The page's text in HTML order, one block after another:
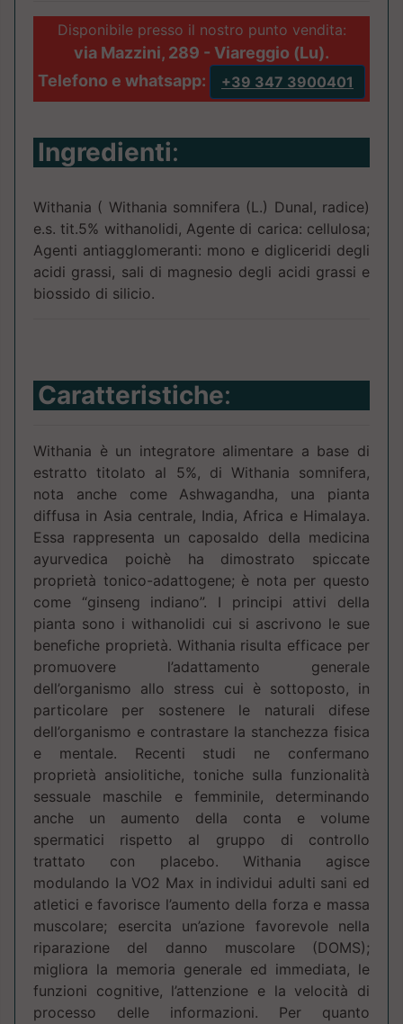
Disponibile presso il nostro punto vendita:
via Mazzini, 289 - Viareggio (Lu).
Telefono e whatsapp:
+39 347 3900401
Ingredienti:
Withania ( Withania somnifera (L.) Dunal, radice)
e.s. tit.5% withanolidi, Agente di carica: cellulosa;
Agenti antiagglomeranti: mono e digliceridi degli
acidi grassi, sali di magnesio degli acidi grassi e
biossido di silicio.
Caratteristiche:
Withania è un integratore alimentare a base di
estratto titolato al 5%, di Withania somnifera,
nota anche come Ashwagandha, una pianta
diffusa in Asia centrale, India, Africa e Himalaya.
Essa rappresenta un caposaldo della medicina
ayurvedica poichè ha dimostrato spiccate
proprietà tonico-adattogene; è nota per questo
come “ginseng indiano”. I principi attivi della
pianta sono i withanolidi cui si ascrivono le sue
benefiche proprietà. Withania risulta efficace per
promuovere l’adattamento generale
dell’organismo allo stress cui è sottoposto, in
particolare per sostenere le naturali difese
dell’organismo e contrastare la stanchezza fisica
e mentale. Recenti studi ne confermano
proprietà ansiolitiche, toniche sulla funzionalità
sessuale maschile e femminile, determinando
anche un aumento della conta e volume
spermatici rispetto al gruppo di controllo
trattato con placebo. Withania agisce
modulando la VO2 Max in individui adulti sani ed
atletici e favorisce l’aumento della forza e massa
muscolare; esercita un’azione favorevole nella
riparazione del danno muscolare (DOMS);
migliora la memoria generale ed immediata, le
funzioni cognitive, l’attenzione e la velocità di
processo delle informazioni. Per quanto